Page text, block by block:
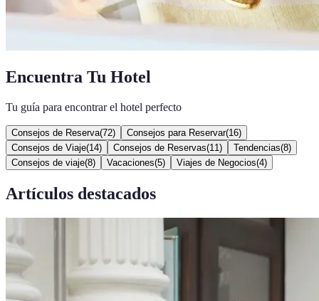
Encuentra Tu Hotel
Tu guía para encontrar el hotel perfecto
Consejos de Reserva(72) Consejos para Reservar(16)
Consejos de Viaje(14) Consejos de Reservas(11 ) Tendencias(8)
Consejos de viaje(8) Vacaciones(5) Viajes de Negocios(4)
Artículos destacados